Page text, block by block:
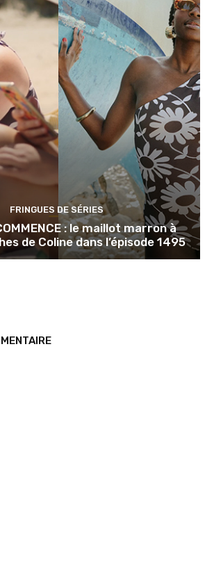
FRINGUES DE SÉRIES
: le maillot marron à
de Coline dans l’épisode 1495